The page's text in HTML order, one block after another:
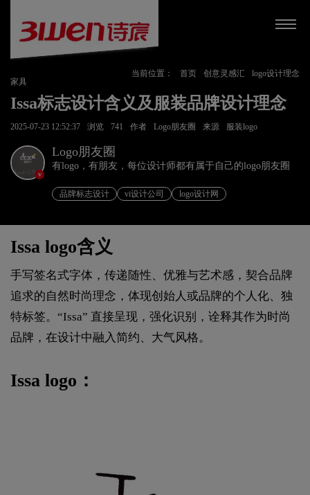
当前位置： 首页 创意灵感汇
logo设计理念
家具
Issa标志设计含义及服装品牌设计理念
2025-07-23 12:52:37 浏览 741 作者 Logo朋友圈 来源 服装logo
v
Logo朋友圈
有logo，有朋友，每位设计师都有属于自己的logo朋友圈
品牌标志设计 vi设计公司 logo设计网
Issa logo含义
手写签名式字体，传递随性、优雅与艺术感，契合品牌
追求的自然时尚理念，体现创始人或品牌的个人化、独
特标签。“Issa” 直接呈现，强化识别，诠释其作为时尚
品牌，在设计中融入简约、大气风格。
Issa logo：